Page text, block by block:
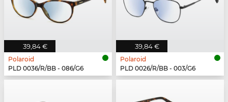
39,84 €
Polaroid
PLD 0036/R/BB - 086/G6
39,84 €
Polaroid
PLD 0026/R/BB - 003/G6